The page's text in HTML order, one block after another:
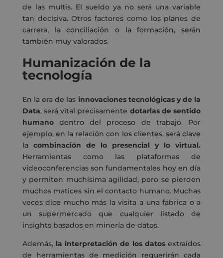
de las multis. El sueldo ya no será una variable
tan decisiva. Otros factores como los planes de
carrera, la conciliación o la formación, serán
también muy valorados.
Humanización de la
tecnología
En la era de las innovaciones tecnológicas y de la
Data, será vital precisamente dotarlas de sentido
humanodentro del proceso de trabajo. Por
ejemplo, en la relación con los clientes, será clave
la combinación de lo presencial y lo virtual.
Herramientas como las plataformas de
videoconferencias son fundamentales hoy en día
y permiten muchísima agilidad, pero se pierden
muchos matices sin el contacto humano. Muchas
veces dice mucho más la visita a una fábrica o a
un supermercado que cualquier listado de
insights basados en minería de datos.
Además, la interpretación de los datosextraídos
de herramientas de medición requerirán cada